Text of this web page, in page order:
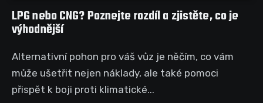
LPG nebo CNG? Poznejte rozdíl a zjistěte, co je
výhodnější
Alternativní pohon pro váš vůz je něčím, co vám
může ušetřit nejen náklady, ale také pomoci
přispět k boji proti klimatické...